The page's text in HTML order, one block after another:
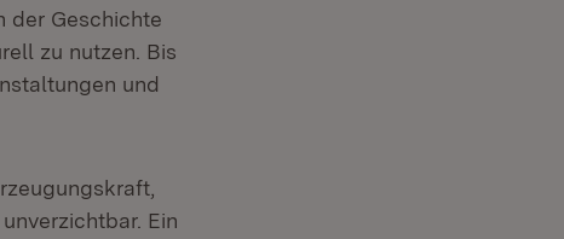
der Geschichte
zu nutzen. Bis
und
Ein